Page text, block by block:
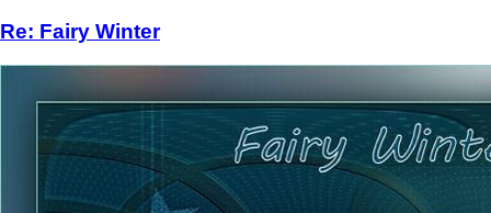
Re: Fairy Winter